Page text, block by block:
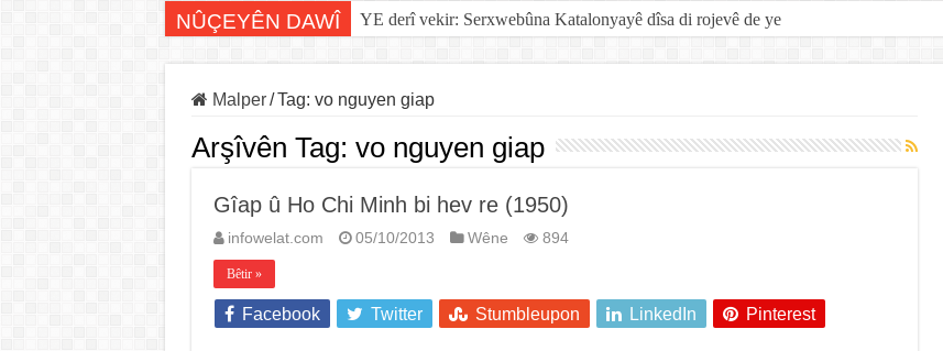
NÛÇEYÊN DAWÎ YE derî vekir: Serxwebûna Katalonyayê dîsa di rojevê de ye
Malper / Tag: vo nguyen giap
Arşîvên Tag: vo nguyen giap
Gîap û Ho Chi Minh bi hev re (1950)
infowelat.com 05/10/2013 Wêne 894
Bêtir »
Facebook Twitter Stumbleupon LinkedIn Pinterest